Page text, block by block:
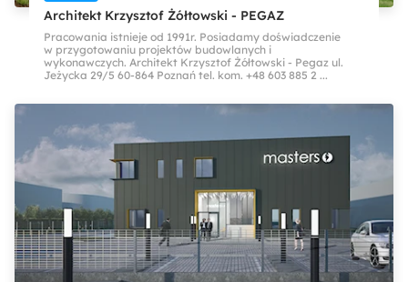
Architekt Krzysztof Żółtowski - PEGAZ
Pracowania istnieje od 1991r. Posiadamy doświadczenie
w przygotowaniu projektów budowlanych i
wykonawczych. Architekt Krzysztof Żółtowski - Pegaz ul.
Jeżycka 29/5 60-864 Poznań tel. kom. +48 603 885 2 ...